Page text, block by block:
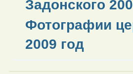
Задонского
Фотографии
2009 год